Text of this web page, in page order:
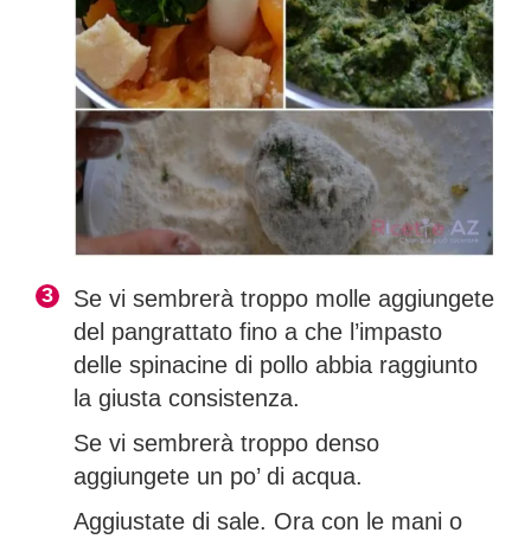
Se vi sembrerà troppo molle aggiungete
del pangrattato fino a che l’impasto
delle spinacine di pollo abbia raggiunto
la giusta consistenza.
Se vi sembrerà troppo denso
aggiungete un po’ di acqua.
Aggiustate di sale. Ora con le mani o